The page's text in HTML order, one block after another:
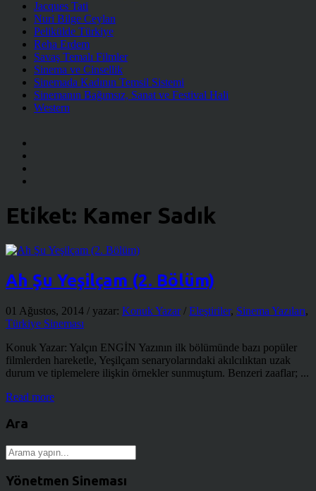
Jacques Tati
Nuri Bilge Ceylan
Pelikülde Türkiye
Reha Erdem
Savaş Temalı Filmler
Sinema ve Cinsellik
Sinemada Kadının Temsil Sistemi
Sinemanın Bağımsız, Sanat ve Festival Hali
Western
Etiket: Kamer Sadık
Ah Şu Yeşilçam (2. Bölüm)
01 Ağustos, 2014 / yazar: Konuk Yazar/ Eleştiriler, Sinema Yazıları,
Türkiye Sineması
Konuk Yazar: Yalçın ENGİN Yazının ilk bölümünde bazı popüler
filmlerden hareketle, Yeşilçam senaryolarındaki akılcılıktan uzak
durum ve tiplemelere ilişkin örnekler sunmuştum. Benzeri zaaflar; ...
Read more
Ara
Yönetmen Sineması